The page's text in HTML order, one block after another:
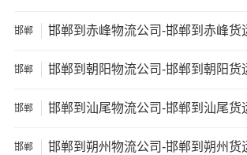
如不遵守运输规定、不保障货物安全等；
5、经济损失：如果你的包裹在运输过程
失。
邯郸 邯郸到赤峰物流公司-邯郸到赤峰货
邯郸 邯郸到朝阳物流公司-邯郸到朝阳货
邯郸 邯郸到汕尾物流公司-邯郸到汕尾货
邯郸 邯郸到朔州物流公司-邯郸到朔州货